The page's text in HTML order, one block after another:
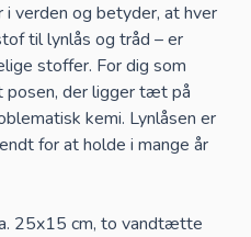
verden og betyder, at hver
til lynlås og tråd – er
stoffer. For dig som
der ligger tæt på
kemi. Lynlåsen er
for at holde i mange år
25x15 cm, to vandtætte